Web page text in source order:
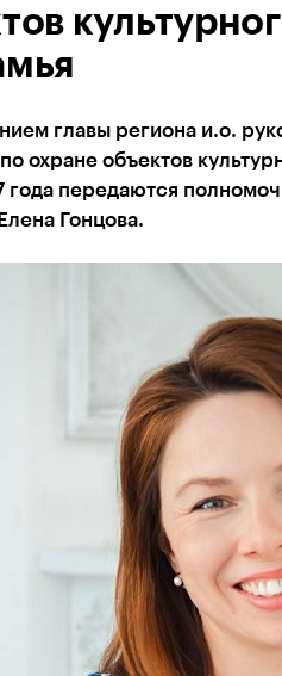
главы региона и.о.
охране объектов
года передаются
Гонцова.